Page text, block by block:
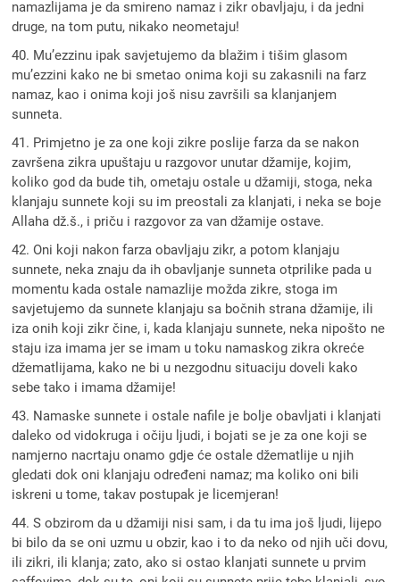
namazlijama je da smireno namaz i zikr obavljaju, i da jedni
druge, na tom putu, nikako neometaju!
40. Mu’ezzinu ipak savjetujemo da blažim i tišim glasom
mu’ezzini kako ne bi smetao onima koji su zakasnili na farz
namaz, kao i onima koji još nisu završili sa klanjanjem
sunneta.
41. Primjetno je za one koji zikre poslije farza da se nakon
završena zikra upuštaju u razgovor unutar džamije, kojim,
koliko god da bude tih, ometaju ostale u džamiji, stoga, neka
klanjaju sunnete koji su im preostali za klanjati, i neka se boje
Allaha dž.š., i priču i razgovor za van džamije ostave.
42. Oni koji nakon farza obavljaju zikr, a potom klanjaju
sunnete, neka znaju da ih obavljanje sunneta otprilike pada u
momentu kada ostale namazlije možda zikre, stoga im
savjetujemo da sunnete klanjaju sa bočnih strana džamije, ili
iza onih koji zikr čine, i, kada klanjaju sunnete, neka nipošto ne
staju iza imama jer se imam u toku namaskog zikra okreće
džematlijama, kako ne bi u nezgodnu situaciju doveli kako
sebe tako i imama džamije!
43. Namaske sunnete i ostale nafile je bolje obavljati i klanjati
daleko od vidokruga i očiju ljudi, i bojati se je za one koji se
namjerno nacrtaju onamo gdje će ostale džematlije u njih
gledati dok oni klanjaju određeni namaz; ma koliko oni bili
iskreni u tome, takav postupak je licemjeran!
44. S obzirom da u džamiji nisi sam, i da tu ima još ljudi, lijepo
bi bilo da se oni uzmu u obzir, kao i to da neko od njih uči dovu,
ili zikri, ili klanja; zato, ako si ostao klanjati sunnete u prvim